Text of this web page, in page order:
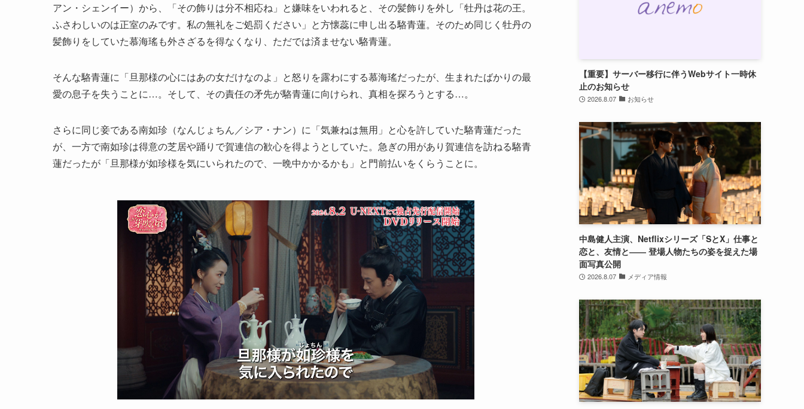
アン・シェンイー）から、「その飾りは分不相応ね」と嫌味をいわれると、その髪飾りを外し「牡丹は花の王。
ふさわしいのは正室のみです。私の無礼をご処罰ください」と方懐蕊に申し出る駱青蓮。そのため同じく牡丹の
髪飾りをしていた慕海瑤も外さざるを得なくなり、ただでは済ませない駱青蓮。
そんな駱青蓮に「旦那様の心にはあの女だけなのよ」と怒りを露わにする慕海瑤だったが、生まれたばかりの最
愛の息子を失うことに…。そして、その責任の矛先が駱青蓮に向けられ、真相を探ろうとする…。
さらに同じ妾である南如珍（なんじょちん／シア・ナン）に「気兼ねは無用」と心を許していた駱青蓮だった
が、一方で南如珍は得意の芝居や踊りで賀連信の歓心を得ようとしていた。急ぎの用があり賀連信を訪ねる駱青
蓮だったが「旦那様が如珍様を気にいられたので、一晩中かかるかも」と門前払いをくらうことに。
【重要】サーバー移行に伴うWebサイト一時休
止のお知らせ
2026.8.07 お知らせ
中島健人主演、Netflixシリーズ「SとX」仕事と
恋と、友情と―― 登場人物たちの姿を捉えた場
面写真公開
2026.8.07 メディア情報